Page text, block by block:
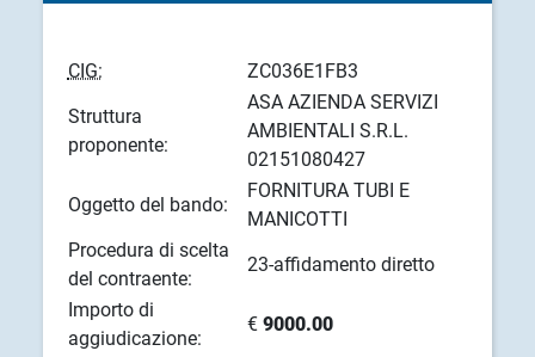
CIG:
ZC036E1FB3
Struttura
proponente:
ASA AZIENDA SERVIZI
AMBIENTALI S.R.L.
02151080427
Oggetto del bando:
FORNITURA TUBI E
MANICOTTI
Procedura di scelta
del contraente:
23-affidamento diretto
Importo di
aggiudicazione:
€ 9000.00